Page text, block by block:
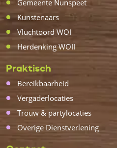
Gemeente Nunspeet
Kunstenaars
Vluchtoord WOI
Herdenking WOII
Praktisch
Bereikbaarheid
Vergaderlocaties
Trouw & partylocaties
Overige Dienstverlening